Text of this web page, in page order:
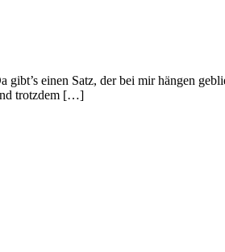
einen Satz, der bei mir hängen
trotzdem […]